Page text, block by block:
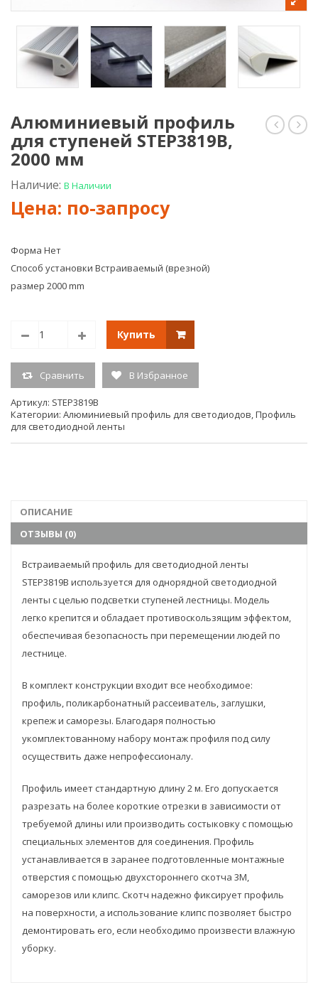
FLOOR
для
Алюминиевый профиль
для ступеней STEP3819B,
2000 мм
Наличие: В Наличии
Форма Нет
Способ установки Встраиваемый (врезной)
размер 2000 mm
Купить
Сравнить В Избранное
Артикул: STEP3819B
Категории: Алюминиевый профиль для светодиодов,Профиль
для светодиодной ленты
ОПИСАНИЕ
ОТЗЫВЫ (0)
Встраиваемый профиль для светодиодной ленты
STEP3819B используется для однорядной светодиодной
ленты с целью подсветки ступеней лестницы. Модель
легко крепится и обладает противоскользящим эффектом,
обеспечивая безопасность при перемещении людей по
лестнице.
В комплект конструкции входит все необходимое:
профиль, поликарбонатный рассеиватель, заглушки,
крепеж и саморезы. Благодаря полностью
укомплектованному набору монтаж профиля под силу
осуществить даже непрофессионалу.
Профиль имеет стандартную длину 2 м. Его допускается
разрезать на более короткие отрезки в зависимости от
требуемой длины или производить состыковку с помощью
специальных элементов для соединения. Профиль
устанавливается в заранее подготовленные монтажные
отверстия с помощью двухстороннего скотча 3М,
саморезов или клипс. Скотч надежно фиксирует профиль
на поверхности, а использование клипс позволяет быстро
демонтировать его, если необходимо произвести влажную
уборку.